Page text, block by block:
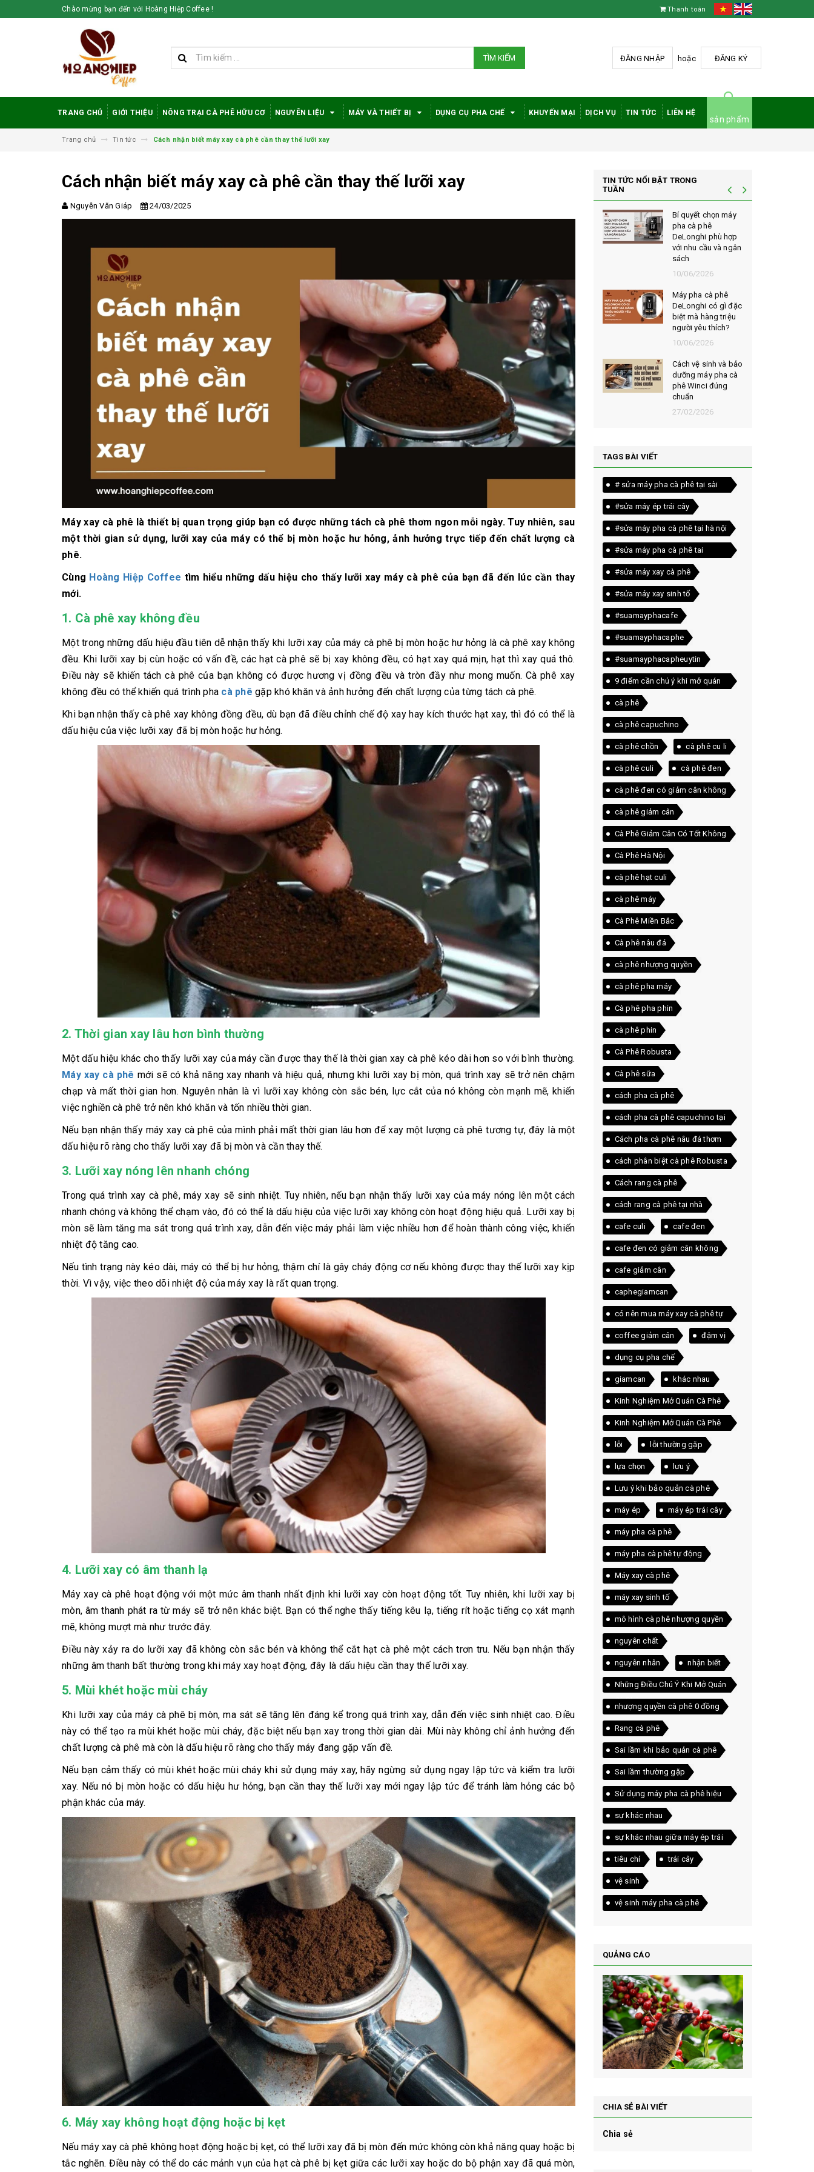
Chào mừng bạn đến với Hoàng Hiệp Coffee ! Thanh toán
TÌM KIẾM ĐĂNG NHẬP hoặc ĐĂNG KÝ
TRANG CHỦ GIỚI THIỆU NÔNG TRẠI CÀ PHÊ HỮU CƠ NGUYÊN LIỆU MÁY VÀ THIẾT BỊ DỤNG CỤ PHA CHẾ KHUYẾN MẠI DỊCH VỤ TIN TỨC LIÊN HỆ
sản phẩm
Trang chủ Tin tức Cách nhận biết máy xay cà phê cần thay thế lưỡi xay
Cách nhận biết máy xay cà phê cần thay thế lưỡi xay
Nguyễn Văn Giáp 24/03/2025
Máy xay cà phê là thiết bị quan trọng giúp bạn có được những tách cà phê thơm ngon mỗi ngày. Tuy nhiên, sau
một thời gian sử dụng, lưỡi xay của máy có thể bị mòn hoặc hư hỏng, ảnh hưởng trực tiếp đến chất lượng cà
phê.
Cùng Hoàng Hiệp Coffee tìm hiểu những dấu hiệu cho thấy lưỡi xay máy cà phê của bạn đã đến lúc cần thay
mới.
1. Cà phê xay không đều
Một trong những dấu hiệu đầu tiên dễ nhận thấy khi lưỡi xay của máy cà phê bị mòn hoặc hư hỏng là cà phê xay không
đều. Khi lưỡi xay bị cùn hoặc có vấn đề, các hạt cà phê sẽ bị xay không đều, có hạt xay quá mịn, hạt thì xay quá thô.
Điều này sẽ khiến tách cà phê của bạn không có được hương vị đồng đều và tròn đầy như mong muốn. Cà phê xay
không đều có thể khiến quá trình pha cà phê gặp khó khăn và ảnh hưởng đến chất lượng của từng tách cà phê.
Khi bạn nhận thấy cà phê xay không đồng đều, dù bạn đã điều chỉnh chế độ xay hay kích thước hạt xay, thì đó có thể là
dấu hiệu của việc lưỡi xay đã bị mòn hoặc hư hỏng.
2. Thời gian xay lâu hơn bình thường
Một dấu hiệu khác cho thấy lưỡi xay của máy cần được thay thế là thời gian xay cà phê kéo dài hơn so với bình thường.
Máy xay cà phê mới sẽ có khả năng xay nhanh và hiệu quả, nhưng khi lưỡi xay bị mòn, quá trình xay sẽ trở nên chậm
chạp và mất thời gian hơn. Nguyên nhân là vì lưỡi xay không còn sắc bén, lực cắt của nó không còn mạnh mẽ, khiến
việc nghiền cà phê trở nên khó khăn và tốn nhiều thời gian.
Nếu bạn nhận thấy máy xay cà phê của mình phải mất thời gian lâu hơn để xay một lượng cà phê tương tự, đây là một
dấu hiệu rõ ràng cho thấy lưỡi xay đã bị mòn và cần thay thế.
3. Lưỡi xay nóng lên nhanh chóng
Trong quá trình xay cà phê, máy xay sẽ sinh nhiệt. Tuy nhiên, nếu bạn nhận thấy lưỡi xay của máy nóng lên một cách
nhanh chóng và không thể chạm vào, đó có thể là dấu hiệu của việc lưỡi xay không còn hoạt động hiệu quả. Lưỡi xay bị
mòn sẽ làm tăng ma sát trong quá trình xay, dẫn đến việc máy phải làm việc nhiều hơn để hoàn thành công việc, khiến
nhiệt độ tăng cao.
Nếu tình trạng này kéo dài, máy có thể bị hư hỏng, thậm chí là gây cháy động cơ nếu không được thay thế lưỡi xay kịp
thời. Vì vậy, việc theo dõi nhiệt độ của máy xay là rất quan trọng.
4. Lưỡi xay có âm thanh lạ
Máy xay cà phê hoạt động với một mức âm thanh nhất định khi lưỡi xay còn hoạt động tốt. Tuy nhiên, khi lưỡi xay bị
mòn, âm thanh phát ra từ máy sẽ trở nên khác biệt. Bạn có thể nghe thấy tiếng kêu lạ, tiếng rít hoặc tiếng cọ xát mạnh
mẽ, không mượt mà như trước đây.
Điều này xảy ra do lưỡi xay đã không còn sắc bén và không thể cắt hạt cà phê một cách trơn tru. Nếu bạn nhận thấy
những âm thanh bất thường trong khi máy xay hoạt động, đây là dấu hiệu cần thay thế lưỡi xay.
5. Mùi khét hoặc mùi cháy
Khi lưỡi xay của máy cà phê bị mòn, ma sát sẽ tăng lên đáng kể trong quá trình xay, dẫn đến việc sinh nhiệt cao. Điều
này có thể tạo ra mùi khét hoặc mùi cháy, đặc biệt nếu bạn xay trong thời gian dài. Mùi này không chỉ ảnh hưởng đến
chất lượng cà phê mà còn là dấu hiệu rõ ràng cho thấy máy đang gặp vấn đề.
Nếu bạn cảm thấy có mùi khét hoặc mùi cháy khi sử dụng máy xay, hãy ngừng sử dụng ngay lập tức và kiểm tra lưỡi
xay. Nếu nó bị mòn hoặc có dấu hiệu hư hỏng, bạn cần thay thế lưỡi xay mới ngay lập tức để tránh làm hỏng các bộ
phận khác của máy.
6. Máy xay không hoạt động hoặc bị kẹt
Nếu máy xay cà phê không hoạt động hoặc bị kẹt, có thể lưỡi xay đã bị mòn đến mức không còn khả năng quay hoặc bị
tắc nghẽn. Điều này có thể do các mảnh vụn của hạt cà phê bị kẹt giữa các lưỡi xay hoặc do bộ phận xay đã quá mòn,
TIN TỨC NỔI BẬT TRONG
TUẦN
trong giới sành cà
Bí quyết chọn mua
cà phê hạt rang
mộc thơm ngon,
10/06/2026
Những tiêu chí đánh
giá một loại bột cà
phê nguyên chất
10/06/2026
Máy pha cà phê
DeLonghi có gì đặc
biệt mà hàng triệu
người yêu thích?
10/06/2026
Cách vệ sinh và bảo
dưỡng máy pha cà
phê Winci đúng
chuẩn
27/02/2026
Bí quyết chọn mua
cà phê hạt rang
mộc thơm ngon,
chuẩn vị
10/06/2026
Những tiêu chí đánh
giá một loại bột cà
phê nguyên chất
ngon
10/06/2026
Bí quyết chọn máy
pha cà phê
DeLonghi phù hợp
với nhu cầu và ngân
sách
10/06/2026
Máy pha cà phê
DeLonghi có gì đặc
biệt mà hàng triệu
người yêu thích?
10/06/2026
Cách vệ sinh và bảo
dưỡng máy pha cà
phê Winci đúng
chuẩn
27/02/2026
TAGS BÀI VIẾT
# sửa máy pha cà phê tại sài
gòn
#sửa máy ép trái cây
#sửa máy pha cà phê tại hà nội
#sửa máy pha cà phê tai
quảng trị
#sửa máy xay cà phê
#sửa máy xay sinh tố
#suamayphacafe
#suamayphacaphe
#suamayphacapheuytin
9 điểm cần chú ý khi mở quán
cà phê
cà phê
cà phê capuchino
cà phê chồn cà phê cu li
cà phê culi cà phê đen
cà phê đen có giảm cân không
cà phê giảm cân
Cà Phê Giảm Cân Có Tốt Không
Cà Phê Hà Nội
cà phê hạt culi
cà phê máy
Cà Phê Miền Bắc
Cà phê nâu đá
cà phê nhượng quyền
cà phê pha máy
Cà phê pha phin
cà phê phin
Cà Phê Robusta
Cà phê sữa
cách pha cà phê
cách pha cà phê capuchino tại
nhà
Cách pha cà phê nâu đá thơm
ngon ngay tại nhà
cách phân biệt cà phê Robusta
và Arabica
Cách rang cà phê
cách rang cà phê tại nhà
cafe culi cafe đen
cafe đen có giảm cân không
cafe giảm cân
caphegiamcan
có nên mua máy xay cà phê tự
động
coffee giảm cân đậm vị
dụng cụ pha chế
giamcan khác nhau
Kinh Nghiệm Mở Quán Cà Phê
Kinh Nghiệm Mở Quán Cà Phê
Thực Tế
lỗi lỗi thường gặp
lựa chọn lưu ý
Lưu ý khi bảo quản cà phê
máy ép máy ép trái cây
máy pha cà phê
máy pha cà phê tự động
Máy xay cà phê
máy xay sinh tố
mô hình cà phê nhượng quyền
nguyên chất
nguyên nhân nhận biết
Những Điều Chú Ý Khi Mở Quán
Cà Phê
nhượng quyền cà phê 0 đồng
Rang cà phê
Sai lầm khi bảo quản cà phê
Sai lầm thường gặp
Sử dụng máy pha cà phê hiệu
quả
sự khác nhau
sự khác nhau giữa máy ép trái
cây và máy xay sinh tố
tiêu chí trái cây
vệ sinh
vệ sinh máy pha cà phê
QUẢNG CÁO
CHIA SẺ BÀI VIẾT
Chia sẻ